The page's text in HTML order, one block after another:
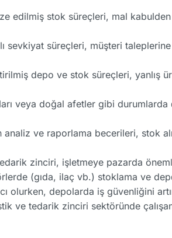
edilmiş stok süreçleri, mal kabulden
sevkiyat süreçleri, müşteri
depo ve stok süreçleri, yanlış
veya doğal afetler gibi
ve raporlama becerileri, stok
zinciri, işletmeye pazarda
(gıda, ilaç vb.) stoklama ve
olurken, depolarda iş güvenliğini
ve tedarik zinciri sektöründe